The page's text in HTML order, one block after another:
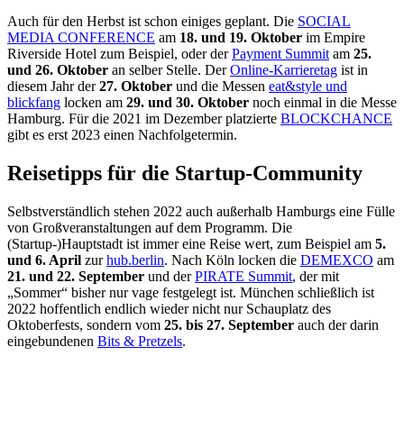
Auch für den Herbst ist schon einiges geplant. Die SOCIAL
MEDIA CONFERENCE am 18. und 19. Oktober im Empire
Riverside Hotel zum Beispiel, oder derPayment Summit am 25.
und 26. Oktober an selber Stelle. DerOnline-Karrieretag ist in
diesem Jahr der27. Oktober und die Messen eat&style und
blickfang locken am 29. und 30. Oktober noch einmal in die Messe
Hamburg. Für die 2021 im Dezember platzierte BLOCKCHANCE
gibt es erst 2023 einen Nachfolgetermin.
Reisetipps für die Startup-Community
Selbstverständlich stehen 2022 auch außerhalb Hamburgs eine Fülle
von Großveranstaltungen auf dem Programm. Die
(Startup-)Hauptstadt ist immer eine Reise wert, zum Beispiel am 5.
und 6. April zurhub.berlin. Nach Köln locken die DEMEXCO am
21. und 22. September und derPIRATE Summit, der mit
„Sommer“ bisher nur vage festgelegt ist. München schließlich ist
2022 hoffentlich endlich wieder nicht nur Schauplatz des
Oktoberfests, sondern vom 25. bis 27. September auch der darin
eingebundenen Bits & Pretzels.